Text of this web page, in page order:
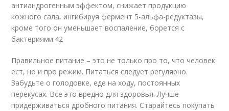
антиандрогенным эффектом, снижает продукцию
кожного сала, ингибируя фермент 5-альфа-редуктазы,
кроме того он уменьшает воспаление, борется с
бактериями.42
Правильное питание – это не только про то, что человек
ест, но и про режим. Питаться следует регулярно.
Забудьте о голодовке, еде на ходу, постоянных
перекусах. Все это вредно для здоровья. Лучше
придерживаться дробного питания. Старайтесь покупать